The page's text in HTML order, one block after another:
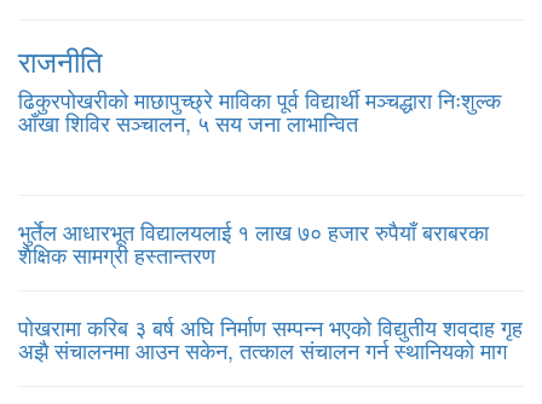
राजनीति
ढिकुरपोखरीको माछापुच्छ्रे माविका पूर्व विद्यार्थी मञ्चद्धारा निःशुल्क
आँखा शिविर सञ्चालन, ५ सय जना लाभान्वित
भुर्तेल आधारभूत विद्यालयलाई १ लाख ७० हजार रुपैयाँ बराबरका
शैक्षिक सामग्री हस्तान्तरण
पोखरामा करिब ३ बर्ष अघि निर्माण सम्पन्न भएको विद्युतीय शवदाह गृह
अझै संचालनमा आउन सकेन, तत्काल संचालन गर्न स्थानियको माग